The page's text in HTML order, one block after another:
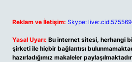
Reklam ve İletişim: Skype:
Yasal Uyarı: Bu internet sitesi, herhangi
şirketi ile hiçbir bağlantısı
hazırladığımız makaleler